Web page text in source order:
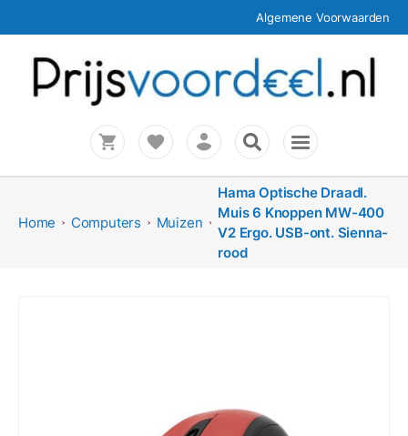
Algemene Voorwaarden
Home Computers Muizen
Hama Optische Draadl.
Muis 6 Knoppen MW-400
V2 Ergo. USB-ont. Sienna-
rood